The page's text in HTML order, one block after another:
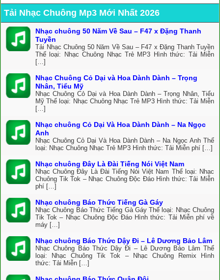
Tải Nhạc Chuông Mp3 Mới Nhất 2026
Nhạc chuông 50 Năm Về Sau – F47 x Đặng Thanh
Tuyền
Tải Nhạc Chuông 50 Năm Về Sau – F47 x Đặng Thanh Tuyền
Thể loại: Nhạc Chuông Nhạc Trẻ MP3 Hình thức: Tải Miễn
[…]
Nhạc Chuông Cỏ Dại và Hoa Dành Dành – Trọng
Nhân, Tiểu Mỹ
Nhạc Chuông Cỏ Dại và Hoa Dành Dành – Trọng Nhân, Tiểu
Mỹ Thể loại: Nhạc Chuông Nhạc Trẻ MP3 Hình thức: Tải Miễn
[…]
Nhạc chuông Cỏ Dại Và Hoa Dành Dành – Na Ngọc
Anh
Nhạc Chuông Cỏ Dại Và Hoa Dành Dành – Na Ngọc Anh Thể
loại: Nhạc Chuông Nhạc Trẻ MP3 Hình thức: Tải Miễn phí […]
Nhạc chuông Đây Là Đài Tiếng Nói Việt Nam
Nhạc Chuông Đây Là Đài Tiếng Nói Việt Nam Thể loại: Nhạc
Chuông Tik Tok – Nhạc Chuông Độc Đáo Hình thức: Tải Miễn
phí […]
Nhạc chuông Báo Thức Tiếng Gà Gáy
Nhạc Chuông Báo Thức Tiếng Gà Gáy Thể loại: Nhạc Chuông
Tik Tok – Nhạc Chuông Độc Đáo Hình thức: Tải Miễn phí về
máy […]
Nhạc chuông Báo Thức Dậy Đi – Lê Dương Bảo Lâm
Nhạc Chuông Báo Thức Dậy Đi – Lê Dương Bảo Lâm Thể
loại: Nhạc Chuông Tik Tok – Nhạc Chuông Remix Hình
thức: Tải Miễn […]